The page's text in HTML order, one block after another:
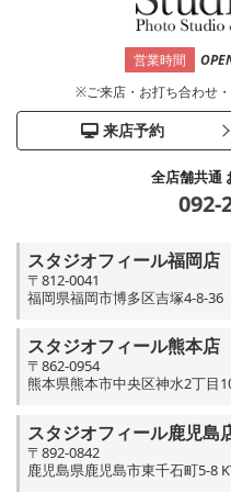
営業時間
※ご来店・お打ち合わせ
来店予約
全店舗共通
092-
スタジオフィール福岡店
〒812-0041
福岡県福岡市博多区吉塚4-8-36
スタジオフィール熊本店
〒862-0954
熊本県熊本市中央区神水2丁目
スタジオフィール鹿児島
〒892-0842
鹿児島県鹿児島市東千石町5-8